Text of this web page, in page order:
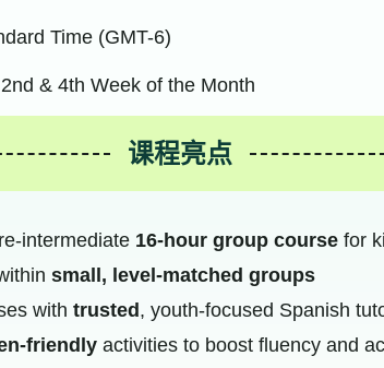
Time (GMT-6)
& 4th Week of the Month
课程亮点
intermediate 16-hour group coursefor
small, level-matched groups
with trusted , youth-focused Spanish
friendlyactivities to boost fluency and